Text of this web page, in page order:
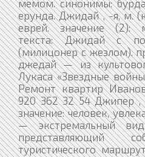
мемом. синонимы:
ерунда. Джидай , -я, м.
еврей. значение (2):
текста: Джидай с
(милицонер с жезлом).
джедай — из
Лукаса «Звездные
Ремонт квартир
920 362 32 54 Джипер ,
значение: человек,
— экстремальный
представляющий
туристического